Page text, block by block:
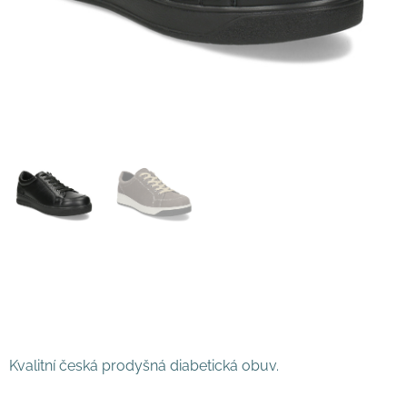
Kvalitní česká prodyšná diabetická obuv.